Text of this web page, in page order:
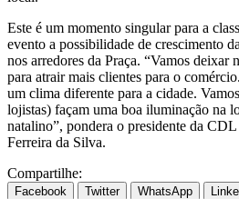
Este é um momento singular para a
evento a possibilidade de crescimento
nos arredores da Praça. “Vamos deixar
para atrair mais clientes para o
um clima diferente para a cidade.
lojistas) façam uma boa iluminação na
natalino”, pondera o presidente da
Ferreira da Silva.
Compartilhe:
Facebook Twitter WhatsApp